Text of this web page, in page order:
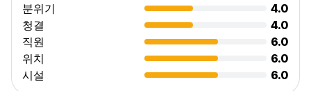
분위기
4.0
청결
4.0
직원
6.0
위치
6.0
시설
6.0